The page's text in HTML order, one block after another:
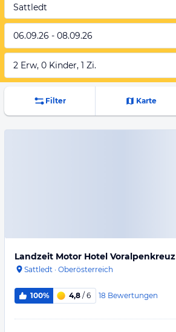
Sattledt
06.09.26 - 08.09.26
2 Erw, 0 Kinder, 1 Zi.
Filter Karte
Landzeit Motor Hotel Voralpenkreuz
Sattledt · Oberösterreich
100% 4,8 / 6 18 Bewertungen